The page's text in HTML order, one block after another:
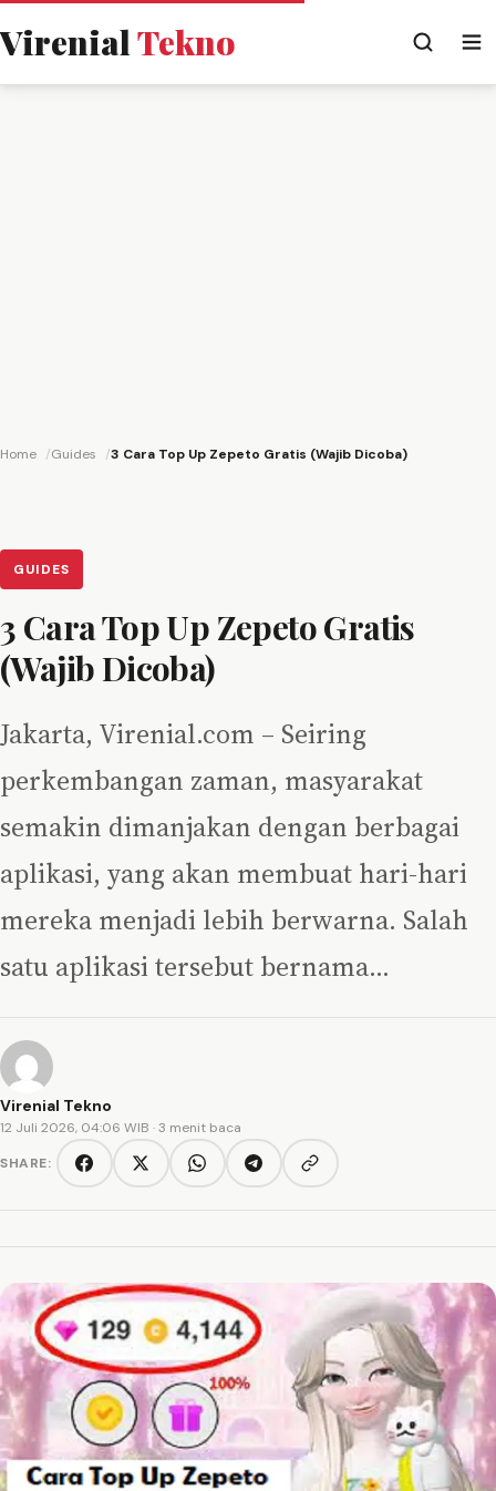
VirenialTekno
Home Guides 3 Cara Top Up Zepeto Gratis (Wajib Dicoba)
GUIDES
3 Cara Top Up Zepeto Gratis
(Wajib Dicoba)
Jakarta, Virenial.com – Seiring
perkembangan zaman, masyarakat
semakin dimanjakan dengan berbagai
aplikasi, yang akan membuat hari-hari
mereka menjadi lebih berwarna. Salah
satu aplikasi tersebut bernama…
Virenial Tekno
12 Juli 2026, 04:06 WIB · 3 menit baca
SHARE:
FacebookTwitter/XWhatsAppTelegramCopy link